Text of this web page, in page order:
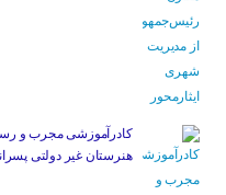
کادرآموزشی مجرب و
هنرستان غیر دولتی